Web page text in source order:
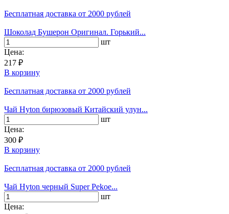
Бесплатная доставка от 2000 рублей
Шоколад Бушерон Оригинал. Горький...
шт
Цена:
217 ₽
В корзину
Бесплатная доставка от 2000 рублей
Чай Hyton бирюзовый Китайский улун...
шт
Цена:
300 ₽
В корзину
Бесплатная доставка от 2000 рублей
Чай Hyton черный Super Pekoe...
шт
Цена: